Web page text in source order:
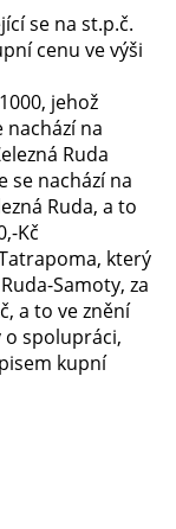
se na st.p.č.
cenu ve výši
jehož
na
Ruda
se nachází na
Ruda, a to
Kč
který
Samoty, za
a to ve znění
spolupráci,
kupní